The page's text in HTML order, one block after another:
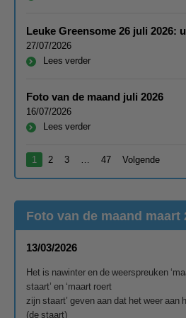
Leuke Greensome 26 juli 2026:
27/07/2026
Lees verder
Foto van de maand juli 2026
16/07/2026
Lees verder
1 2 3 47 Volgende
Foto van de maand maart
13/03/2026
Het is nawinter en de weerspreuken
staart’ en ‘maart roert
zijn staart’ geven aan dat het weer aan
(de staart)